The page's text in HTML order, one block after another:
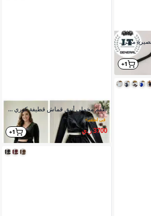
طقم نسائي قطعتين بلوزة قصيرة مطرزة أمامي بنطلون شيفون فضفاض عريض
1+
طقم مخملي أنيق قماش قطيفة كوري درجة أولى ياقة أنيقة مع حزام مميز
في اطقم>
3700 ر.ي 1+